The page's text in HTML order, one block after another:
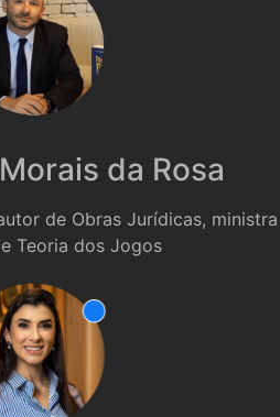
da Rosa
de Obras Jurídicas, ministra
Teoria dos Jogos